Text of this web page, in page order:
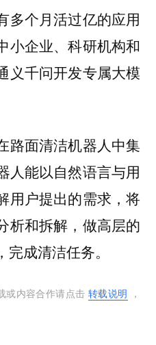
多个月活过亿的应用
小企业、科研机构和
义千问开发专属大模
路面清洁机器人中集
人能以自然语言与用
用户提出的需求，将
析和拆解，做高层的
成清洁任务。
或内容合作请点击 转载说明 ，